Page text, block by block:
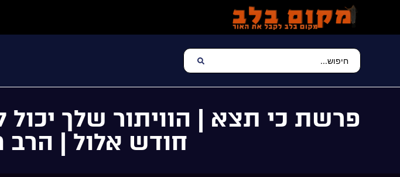
פרשת כי תצא | הוויתור שלך
חודש אלול | הרב